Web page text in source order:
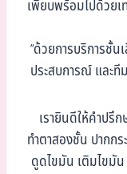
เพียบพร้อมไปด้วย
“ด้วยการบริการชั้
ประสบการณ์ และที
เรายินดีให้คำปรึ
ทำตาสองชั้น ปากก
ดูดไขมัน เติมไขมั